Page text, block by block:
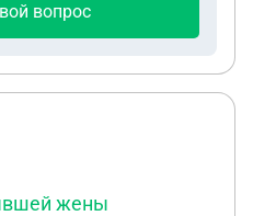
вопрос
жены